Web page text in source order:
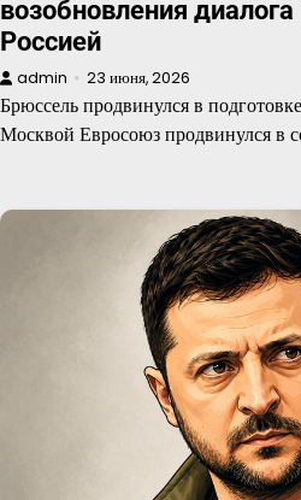
возобновления
Россией
admin 23 июня, 2026
Брюссель продвинулся в
Москвой Евросоюз продвинулся в